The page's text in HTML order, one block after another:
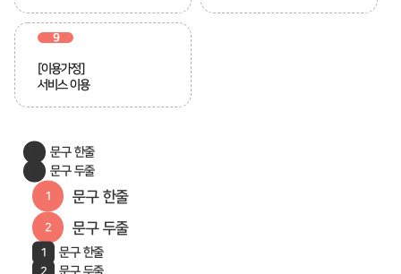
9
[이용가정]
서비스 이용
문구 한줄
문구 두줄
문구 한줄
문구 두줄
문구 한줄
문구 두줄